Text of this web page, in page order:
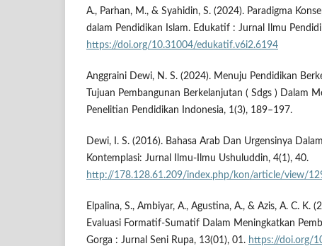
A., Parhan, M., & Syahidin, S. (2024). Paradigma
dalam Pendidikan Islam. Edukatif : Jurnal Ilmu
https://doi.org/10.31004/edukatif.v6i2.6194
Anggraini Dewi, N. S. (2024). Menuju Pendidikan
Tujuan Pembangunan Berkelanjutan ( Sdgs ) Dalam
Penelitian Pendidikan Indonesia, 1(3), 189–197.
Dewi, I. S. (2016). Bahasa Arab Dan Urgensinya
Kontemplasi: Jurnal Ilmu-Ilmu Ushuluddin, 4(1), 40.
http://178.128.61.209/index.php/kon/article/view/
Elpalina, S., Ambiyar, A., Agustina, A., & Azis, A. C. K.
Evaluasi Formatif-Sumatif Dalam Meningkatkan
Gorga : Jurnal Seni Rupa, 13(01), 01. https://doi.org/